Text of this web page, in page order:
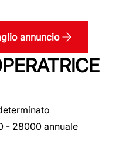
annuncio
- 28000 annuale